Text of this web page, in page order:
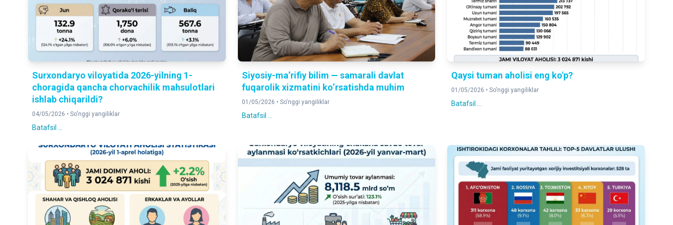
Surxondaryo viloyatida 2026-yilning 1-
choragida qancha chorvachilik mahsulotlari
ishlab chiqarildi?
04/05/2026 • So'nggi yangiliklar
Batafsil ...
Siyosiy-ma’rifiy bilim — samarali davlat
fuqarolik xizmatini ko‘rsatishda muhim
01/05/2026 • So'nggi yangiliklar
Batafsil ...
Qaysi tuman aholisi eng ko'p?
01/05/2026 •So'nggi yangiliklar
Batafsil ...